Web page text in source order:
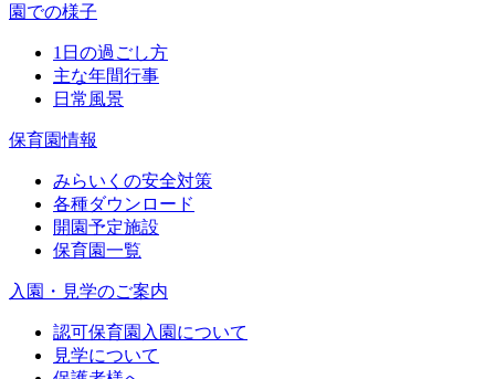
園での様子
1日の過ごし方
主な年間行事
日常風景
保育園情報
みらいくの安全対策
各種ダウンロード
開園予定施設
保育園一覧
入園・見学のご案内
認可保育園入園について
見学について